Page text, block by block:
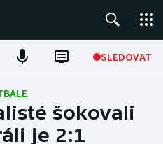
SLEDOVAT
šokovali
je 2:1